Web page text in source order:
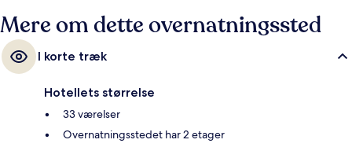
Mere om dette overnatningssted
I korte træk
Hotellets størrelse
33 værelser
Overnatningsstedet har 2 etager